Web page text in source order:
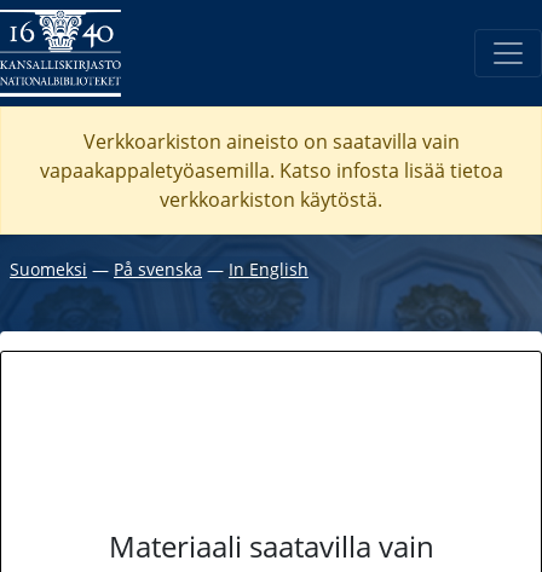
Verkkoarkiston aineisto on saatavilla vain
vapaakappaletyöasemilla. Katso infosta lisää tietoa
verkkoarkiston käytöstä.
Suomeksi ― På svenska ― In English
Materiaali saatavilla vain